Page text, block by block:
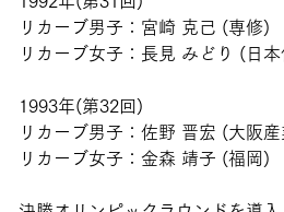
リカーブ男子：宮崎 克己 (専修)
リカーブ女子：長見 みどり (日
1993年(第32回)
リカーブ男子：佐野 晋宏 (大阪産
リカーブ女子：金森 靖子 (福岡)